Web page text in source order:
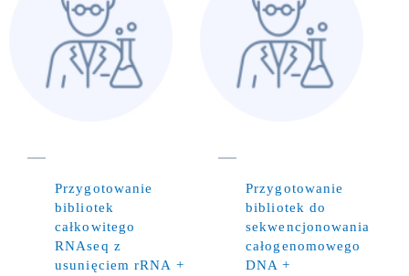
Przygotowanie
bibliotek
całkowitego
RNAseq z
usunięciem rRNA +
Przygotowanie
bibliotek do
sekwencjonowania
całogenomowego
DNA +